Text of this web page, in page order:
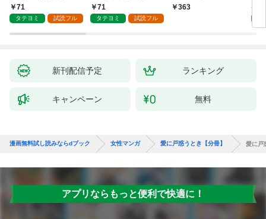
71
タテヨミ 試読フル
71
タテヨミ 試読フル
363
新刊配信予定 ランキング
キャンペーン 無料
漫画無料試し読みならdブック 女性マンガ 愛に戸惑うとき【分冊】 愛に戸
アプリならもっと便利で快適に！